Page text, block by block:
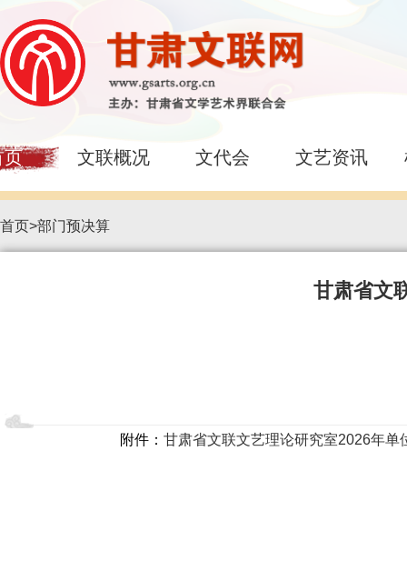
页 文联概况 文代会 文艺资讯
首页>部门预决算
甘肃省文
附件： 甘肃省文联文艺理论研究室2026年单